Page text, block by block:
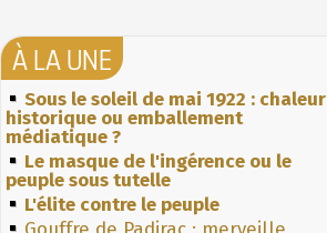
À LA UNE
Sous le soleil de mai 1922 : chaleur
historique ou emballement
médiatique ?
Le masque de l'ingérence ou le
peuple sous tutelle
L'élite contre le peuple